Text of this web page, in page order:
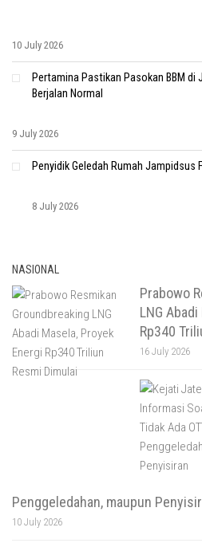
10 July 2026
Pertamina Pastikan Pasokan BBM di
Berjalan Normal
9 July 2026
Penyidik Geledah Rumah Jampidsus
8 July 2026
NASIONAL
Prabowo
LNG
Rp340
16 July 2026
Penggeledahan, maupun
10 July 2026